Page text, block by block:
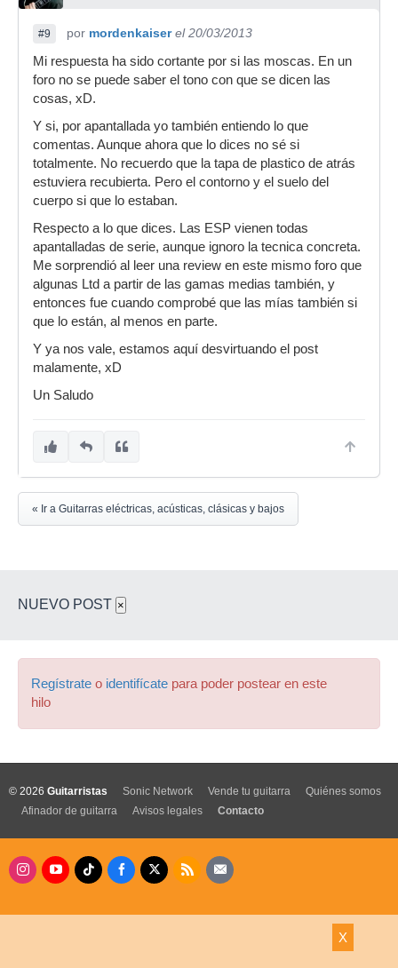
#9 por mordenkaiser el 20/03/2013
Mi respuesta ha sido cortante por si las moscas. En un
foro no se puede saber el tono con que se dicen las
cosas, xD.
Y si, por apantallada yo también entiendo lo que
comentas. Aunque ahora que lo dices no sé si
totalmente. No recuerdo que la tapa de plastico de atrás
estuviera recubierta. Pero el contorno y el suelo del
cuerpo si que lo estaban.
Respecto a lo que dices. Las ESP vienen todas
apantalladas de serie, aunque ignoro la tecnica concreta.
Me sorprendió al leer una review en este mismo foro que
algunas Ltd a partir de las gamas medias también, y
entonces fue cuando comprobé que las mías también si
que lo están, al menos en parte.
Y ya nos vale, estamos aquí desvirtuando el post
malamente, xD
Un Saludo
« Ir a Guitarras eléctricas, acústicas, clásicas y bajos
NUEVO POST ×
Regístrate o identifícate para poder postear en este
hilo
X
© 2026 Guitarristas Sonic Network Vende tu guitarra
Quiénes somos
Afinador de guitarra
Avisos legales Contacto